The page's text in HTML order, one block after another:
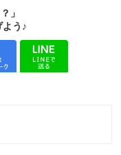
」
う♪